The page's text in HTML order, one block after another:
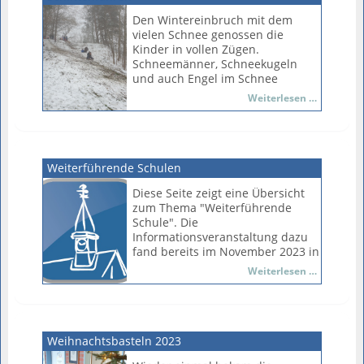
www.sauschlaudurchsdorf.de
teilnehmenden Kinder über die
vielen Erwachsenen, die entlang
des Weges auf die
Vorbeiziehenden warteten und
Süßigkeiten warfen.
Den Wintereinbruch mit dem
vielen Schnee genossen die
Kinder in vollen Zügen.
Schneemänner, Schneekugeln
und auch Engel im Schnee
begleiteten sie durch die Pausen.
Am 06.12. genossen die Kinder
Garten".
Weiterlesen …
Weiterführende Schulen
Diese Seite zeigt eine Übersicht
zum Thema "Weiterführende
Schule". Die
Informationsveranstaltung dazu
fand bereits im November 2023 in
der Grundschule Barendorf statt.
Weiterlesen …
Schulen
Weihnachtsbasteln 2023